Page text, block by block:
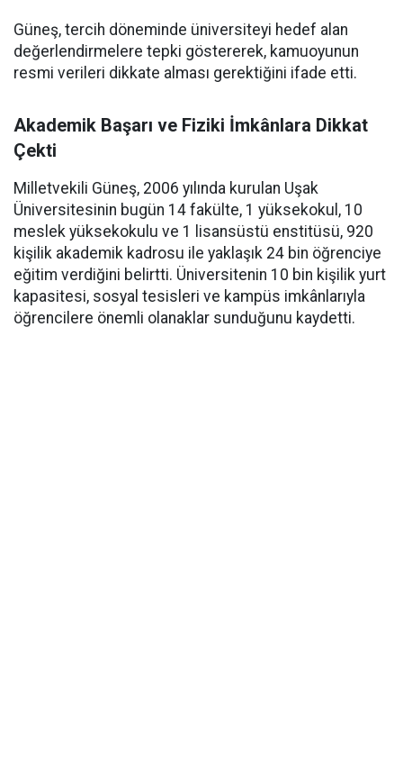
Güneş, tercih döneminde üniversiteyi hedef alan
değerlendirmelere tepki göstererek, kamuoyunun
resmi verileri dikkate alması gerektiğini ifade etti.
Akademik Başarı ve Fiziki İmkânlara Dikkat
Çekti
Milletvekili Güneş, 2006 yılında kurulan Uşak
Üniversitesinin bugün 14 fakülte, 1 yüksekokul, 10
meslek yüksekokulu ve 1 lisansüstü enstitüsü, 920
kişilik akademik kadrosu ile yaklaşık 24 bin öğrenciye
eğitim verdiğini belirtti. Üniversitenin 10 bin kişilik yurt
kapasitesi, sosyal tesisleri ve kampüs imkânlarıyla
öğrencilere önemli olanaklar sunduğunu kaydetti.